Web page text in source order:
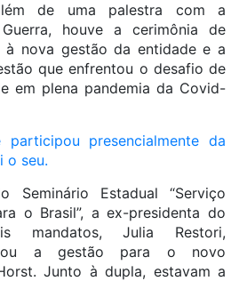
de uma palestra com a
houve a cerimônia de
à nova gestão da entidade e a
que enfrentou o desafio de
em plena pandemia da Covid-
presencialmente da
o seu.
Seminário Estadual “Serviço
o Brasil”, a ex-presidenta do
mandatos, Julia Restori,
a gestão para o novo
Junto à dupla, estavam a